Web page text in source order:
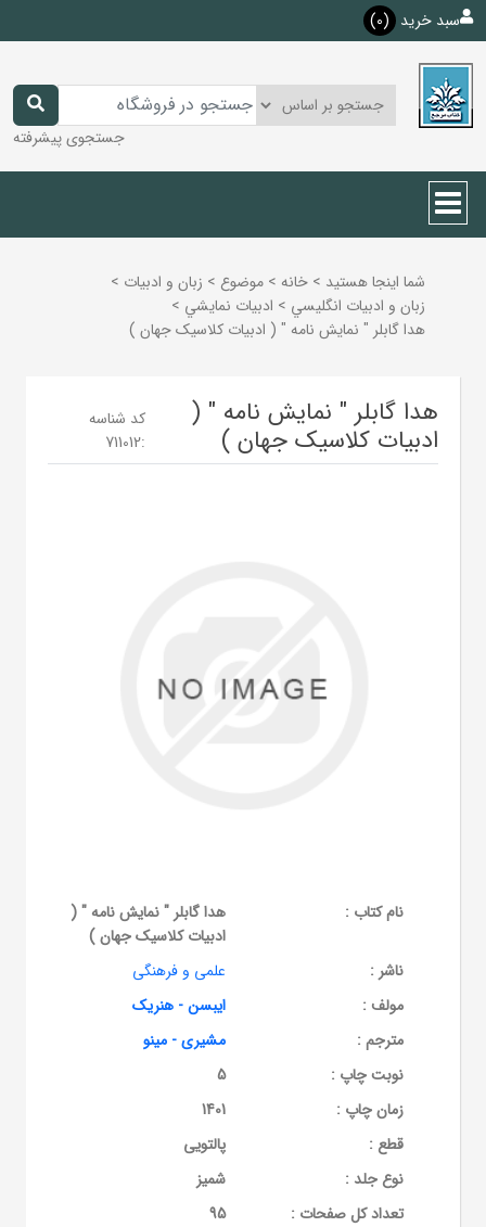
سبد خرید (0)
جستجوی پیشرفته
شما اینجا هستید > خانه > موضوع > زبان و ادبيات >
زبان و ادبيات انگليسي > ادبيات نمايشي >
هدا گابلر " نمایش نامه " ( ادبیات کلاسیک جهان )
هدا گابلر " نمایش نامه " (
ادبیات کلاسیک جهان )
کد شناسه
:
711012
نام کتاب :
هدا گابلر " نمایش نامه " (
ادبیات کلاسیک جهان )
ناشر :
علمی و فرهنگی
مولف :
ایبسن - هنریک
مترجم :
مشیری - مینو
نوبت چاپ :
5
زمان چاپ :
1401
قطع :
پالتویی
نوع جلد :
شمیز
تعداد کل صفحات :
95